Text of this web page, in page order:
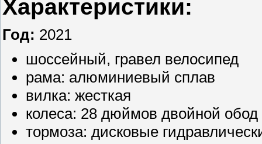
Характеристики:
Год: 2021
шоссейный, гравел велосипед
рама: алюминиевый сплав
вилка: жесткая
колеса: 28 дюймов двойной обод
тормоза: дисковые